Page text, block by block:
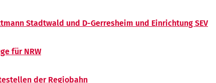
Stadtwald und D-Gerresheim und Einrichtung SEV
für NRW
der Regiobahn